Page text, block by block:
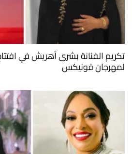
تكريم الفنانة بشرى أهريش في
لمهرجان فونيكس